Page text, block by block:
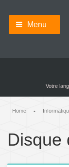
Menu
Votre
Home •
Disque